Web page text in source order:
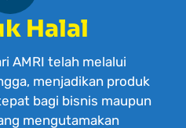
Halal
AMRI telah melalui
menjadikan produk
bagi bisnis maupun
mengutamakan